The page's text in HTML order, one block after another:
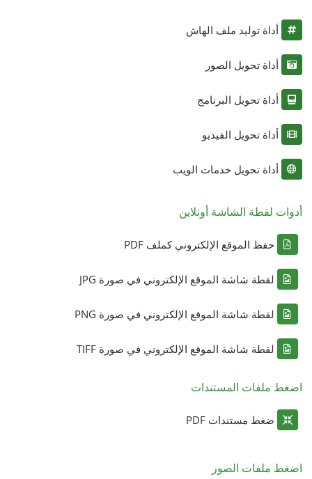
أداة توليد ملف الهاش
أداة تحويل الصور
أداة تحويل البرنامج
أداة تحويل الفيديو
أداة تحويل خدمات الويب
أدوات لقطة الشاشة أونلاين
حفظ الموقع الإلكتروني كملف PDF
لقطة شاشة الموقع الإلكتروني في صورة JPG
لقطة شاشة الموقع الإلكتروني في صورة PNG
لقطة شاشة الموقع الإلكتروني في صورة TIFF
اضغط ملفات المستندات
ضغط مستندات PDF
اضغط ملفات الصور